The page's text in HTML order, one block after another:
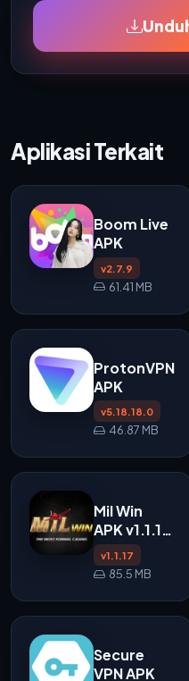
Aplikasi Terkait
Boom Live
APK
v2.7.9
61.41 MB
ProtonVPN
APK
v5.18.18.0
46.87 MB
Mil Win
APK v1.1.17
untuk
Android
v1.1.17
85.5 MB
Secure
VPN APK